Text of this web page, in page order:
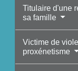
Titulaire d'une
sa famille
Victime de
proxénetisme